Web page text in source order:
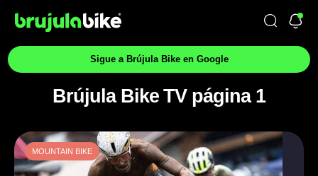
Sigue a Brújula Bike en Google
Brújula Bike TV página 1
MOUNTAIN BIKE